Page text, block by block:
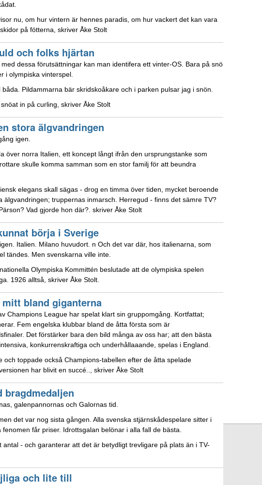
nu, om hur vintern är hennes paradis, om hur vackert det kan vara
på fötterna, skriver Åke Stolt
och folks hjärtan
dessa förutsättningar kan man identifera ett vinter-OS. Bara på snö
i olympiska vinterspel.
Pildammarna bär skridskoåkare och i parken pulsar jag i snön.
in på curling, skriver Åke Stolt
stora älgvandringen
igen.
över norra Italien, ett koncept långt ifrån den ursprungstanke som
skulle komma samman som en stor familj för att beundra
elegans skall sägas - drog en timma över tiden, mycket beroende
älgvandringen; truppernas inmarsch. Herregud - finns det sämre TV?
Vad gjorde hon där?. skriver Åke Stolt
börja i Sverige
Italien. Milano huvudort. n Och det var där, hos italienarna, som
tändes. Men svenskarna ville inte.
Olympiska Kommittén beslutade att de olympiska spelen
1926 alltså, skriver Åke Stolt.
bland giganterna
Champions League har spelat klart sin gruppomgång. Kortfattat;
Fem engelska klubbar bland de åtta första som är
Det förstärker bara den bild många av oss har; att den bästa
konkurrenskraftiga och underhållaaande, spelas i England.
och toppade också Champions-tabellen efter de åtta spelade
har blivit en succé.., skriver Åke Stolt
bragdmedaljen
galenpannornas och Galornas tid.
det var nog sista gången. Alla svenska stjärnskådespelare sitter i
får priser. Idrottsgalan belönar i alla fall de bästa.
- och garanterar att det är betydligt trevligare på plats än i TV-
och lite till